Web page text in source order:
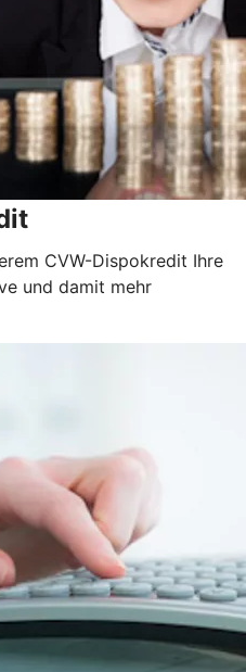
CVW-Dispokredit Ihre
und damit mehr